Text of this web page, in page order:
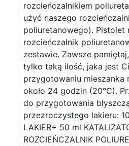
rozcieńczalnikiem
użyć naszego
poliuretanowego). Pistolet
rozcieńczalnik
zestawie. Zawsze
tylko taką ilość, jaka jest
przygotowaniu mieszanka
około 24 godzin (20°C).
do przygotowania
przezroczystego lakieru:
LAKIER+ 50 ml
ROZCIEŃCZALNIK